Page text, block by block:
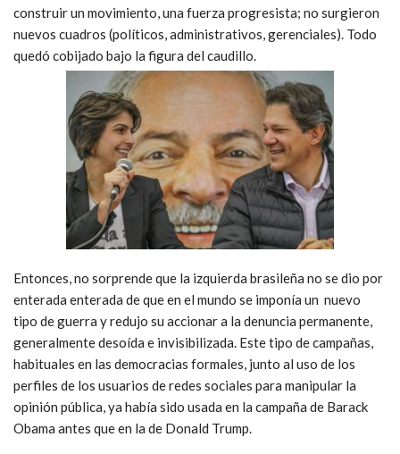
construir un movimiento, una fuerza progresista; no surgieron
nuevos cuadros (políticos, administrativos, gerenciales). Todo
quedó cobijado bajo la figura del caudillo.
Entonces, no sorprende que la izquierda brasileña no se dio por
enterada enterada de que en el mundo se imponía un nuevo
tipo de guerra y redujo su accionar a la denuncia permanente,
generalmente desoída e invisibilizada. Este tipo de campañas,
habituales en las democracias formales, junto al uso de los
perfiles de los usuarios de redes sociales para manipular la
opinión pública, ya había sido usada en la campaña de Barack
Obama antes que en la de Donald Trump.